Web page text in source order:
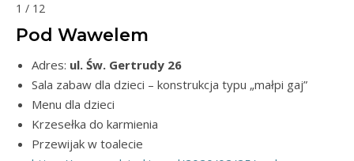
1 / 12
Pod Wawelem
Adres: ul. Św. Gertrudy 26
Sala zabaw dla dzieci – konstrukcja typu „małpi gaj”
Menu dla dzieci
Krzesełka do karmienia
Przewijak w toalecie